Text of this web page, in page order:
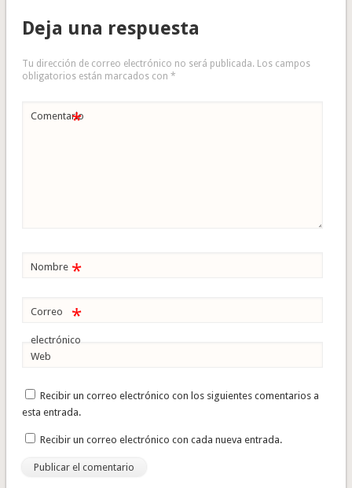
Deja una respuesta
Tu dirección de correo electrónico no será publicada. Los campos
obligatorios están marcados con *
Comentario
*
Nombre *
Correo
electrónico
*
Web
Recibir un correo electrónico con los siguientes comentarios a
esta entrada.
Recibir un correo electrónico con cada nueva entrada.